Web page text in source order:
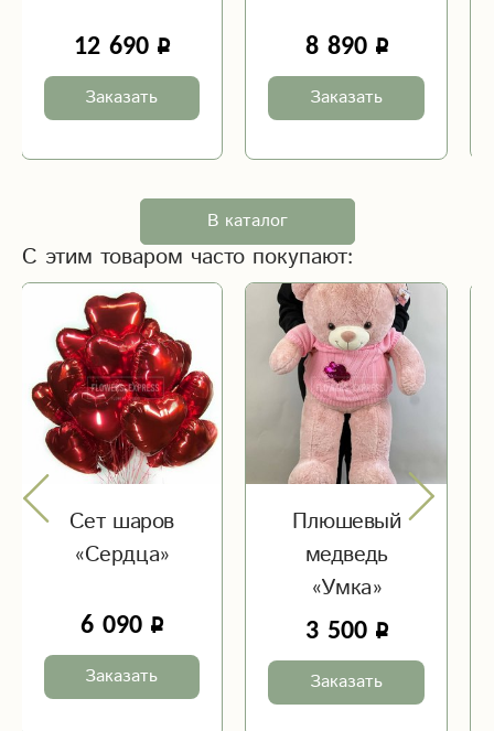
12 690
Заказать
8 890
Заказать
В каталог
С этим товаром часто покупают:
Сет шаров
«Сердца»
6 090
Заказать
Плюшевый
медведь
«Умка»
3 500
Заказать